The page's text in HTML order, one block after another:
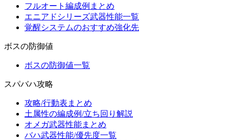
フルオート編成例まとめ
エニアドシリーズ武器性能一覧
覚醒システムのおすすめ強化先
ボスの防御値
ボスの防御値一覧
スパバハ攻略
攻略/行動表まとめ
土属性の編成例/立ち回り解説
オメガ武器性能まとめ
バハ武器性能/優先度一覧